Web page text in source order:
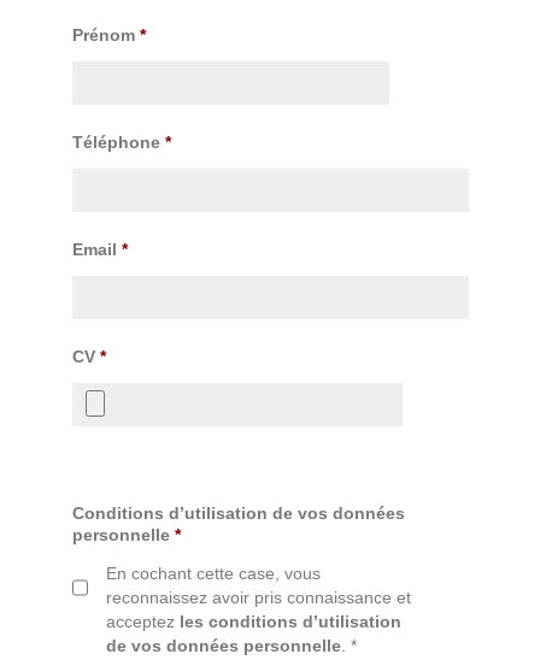
Prénom *
Téléphone *
Email *
CV *
Conditions d’utilisation de vos données
personnelle *
En cochant cette case, vous
reconnaissez avoir pris connaissance et
acceptez les conditions d’utilisation
de vos données personnelle . *